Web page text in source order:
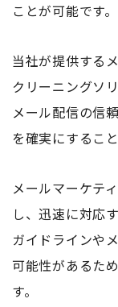
ことが可能です。
当社が提供する
クリーニングソ
メール配信の信
を確実にするこ
メールマーケテ
し、迅速に対応
ガイドラインや
可能性があるた
す。